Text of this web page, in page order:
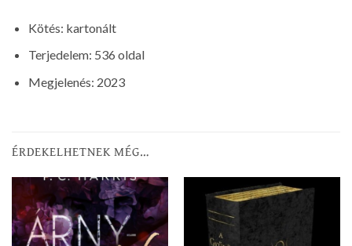
Kötés: kartonált
Terjedelem: 536 oldal
Megjelenés: 2023
ÉRDEKELHETNEK MÉG…